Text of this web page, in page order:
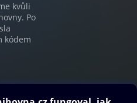
kvůli
Po
kódem